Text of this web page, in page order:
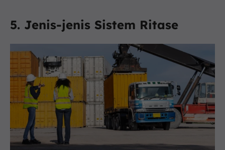
5. Jenis-jenis Sistem Ritase